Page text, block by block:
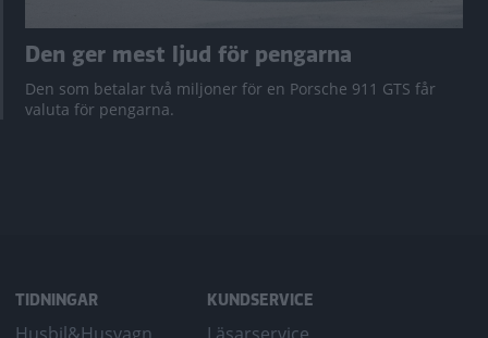
Den ger mest ljud för pengarna
Den som betalar två miljoner för en Porsche 911 GTS får
valuta för pengarna.
TIDNINGAR KUNDSERVICE